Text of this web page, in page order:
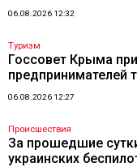
06.08.2026 12:32
Туризм
Госсовет Крыма
предпринимателей
06.08.2026 12:27
Происшествия
За прошедшие
украинских